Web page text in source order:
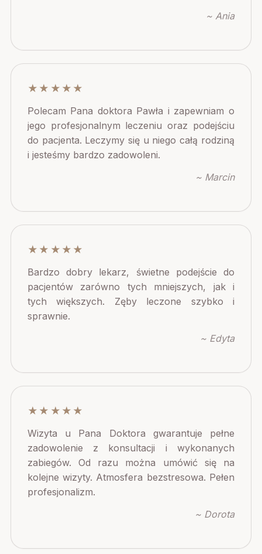
~ Ania
★★★★★
Polecam Pana doktora Pawła i zapewniam o
jego profesjonalnym leczeniu oraz podejściu
do pacjenta. Leczymy się u niego całą rodziną
i jesteśmy bardzo zadowoleni.
~ Marcin
★★★★★
Bardzo dobry lekarz, świetne podejście do
pacjentów zarówno tych mniejszych, jak i
tych większych. Zęby leczone szybko i
sprawnie.
~ Edyta
★★★★★
Wizyta u Pana Doktora gwarantuje pełne
zadowolenie z konsultacji i wykonanych
zabiegów. Od razu można umówić się na
kolejne wizyty. Atmosfera bezstresowa. Pełen
profesjonalizm.
~ Dorota